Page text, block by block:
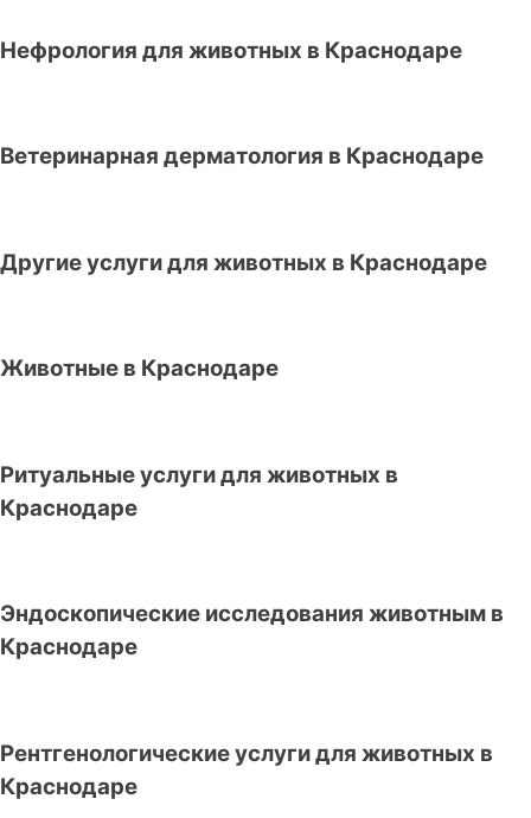
Нефрология для животных в Краснодаре
Ветеринарная дерматология в Краснодаре
Другие услуги для животных в Краснодаре
Животные в Краснодаре
Ритуальные услуги для животных в
Краснодаре
Эндоскопические исследования животным в
Краснодаре
Рентгенологические услуги для животных в
Краснодаре